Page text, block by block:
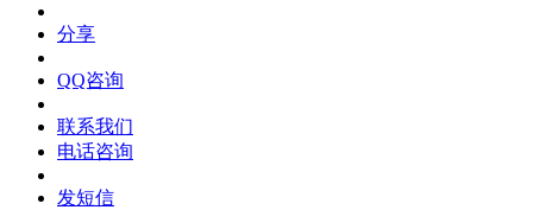
分享
QQ咨询
联系我们
电话咨询
发短信